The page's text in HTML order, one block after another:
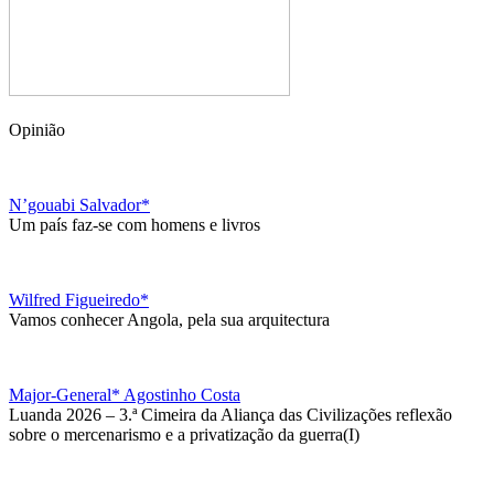
Opinião
N’gouabi Salvador*
Um país faz-se com homens e livros
Wilfred Figueiredo*
Vamos conhecer Angola, pela sua arquitectura
Major-General* Agostinho Costa
Luanda 2026 – 3.ª Cimeira da Aliança das Civilizações reflexão
sobre o mercenarismo e a privatização da guerra(I)